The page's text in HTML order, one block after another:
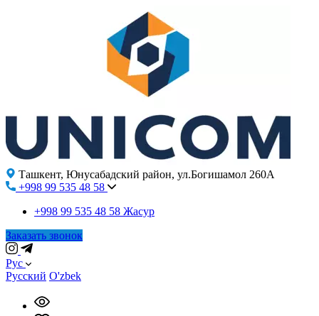
Ташкент, Юнусабадский район, ул.Богишамол 260А
+998 99 535 48 58
+998 99 535 48 58 Жасур
Заказать звонок
Рус
Русский O'zbek